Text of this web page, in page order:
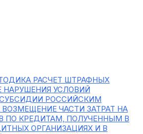
РАСЧЕТ ШТРАФНЫХ
НАРУШЕНИЯ УСЛОВИЙ
РОССИЙСКИМ
ЧАСТИ ЗАТРАТ НА
ПО КРЕДИТАМ, ПОЛУЧЕННЫМ В
ОРГАНИЗАЦИЯХ И В